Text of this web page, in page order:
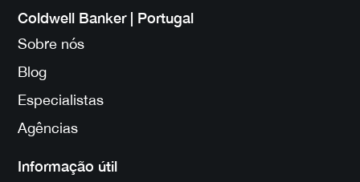
Coldwell Banker | Portugal
Sobre nós
Blog
Especialistas
Agências
Informação útil